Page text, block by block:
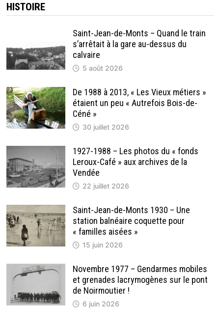
HISTOIRE
Saint-Jean-de-Monts – Quand le train
s’arrêtait à la gare au-dessus du
calvaire
5 août 2026
De 1988 à 2013, « Les Vieux métiers »
étaient un peu « Autrefois Bois-de-
Céné »
30 juillet 2026
1927-1988 – Les photos du « fonds
Leroux-Café » aux archives de la
Vendée
22 juillet 2026
Saint-Jean-de-Monts 1930 – Une
station balnéaire coquette pour
« familles aisées »
15 juin 2026
Novembre 1977 – Gendarmes mobiles
et grenades lacrymogènes sur le pont
de Noirmoutier !
6 juin 2026